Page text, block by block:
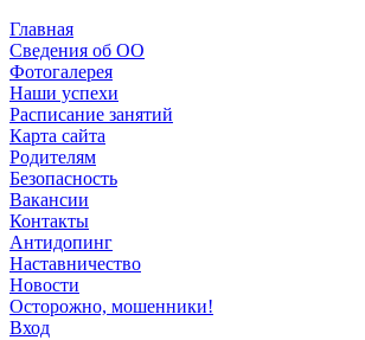
Главная
Сведения об ОО
Фотогалерея
Наши успехи
Расписание занятий
Карта сайта
Родителям
Безопасность
Вакансии
Контакты
Антидопинг
Наставничество
Новости
Осторожно, мошенники!
Вход